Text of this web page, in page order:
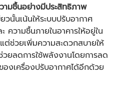
มชื้นอย่างมีประสิทธิภาพ
วนั้นเน้นให้ระบบปรับอากาศ
วามชื้นภายในอาคารให้อยู่ใน
ต่ช่วยเพิ่มความสะดวกสบายให้
ยลดการใช้พลังงานโดยการลด
องเครื่องปรับอากาศได้อีกด้วย